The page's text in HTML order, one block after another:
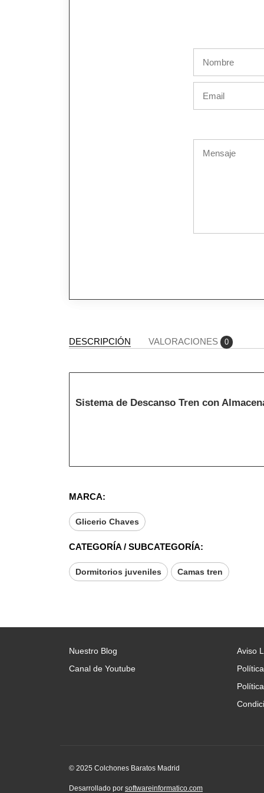
DESCRIPCIÓN VALORACIONES 0
Sistema de Descanso Tren con
MARCA:
Glicerio Chaves
CATEGORÍA / SUBCATEGORÍA:
Dormitorios juveniles Camas tren
Nuestro Blog
Canal de Youtube
Aviso
© 2025 Colchones Baratos Madrid
Desarrollado por softwareinformatico.com